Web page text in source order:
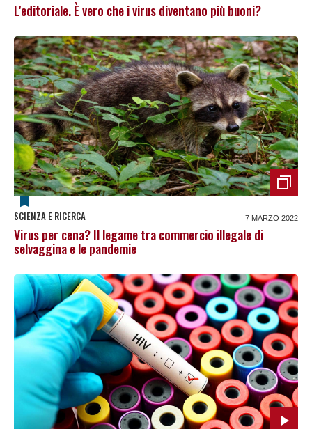
L'editoriale. È vero che i virus diventano più buoni?
SCIENZA E RICERCA 7 MARZO 2022
Virus per cena? Il legame tra commercio illegale di
selvaggina e le pandemie